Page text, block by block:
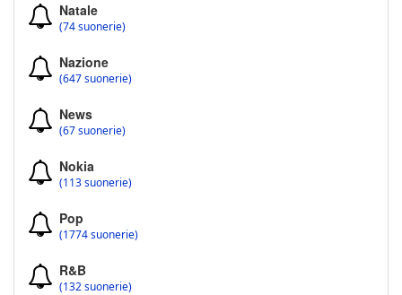
Natale
(74 suonerie)
Nazione
(647 suonerie)
News
(67 suonerie)
Nokia
(113 suonerie)
Pop
(1774 suonerie)
R&B
(132 suonerie)